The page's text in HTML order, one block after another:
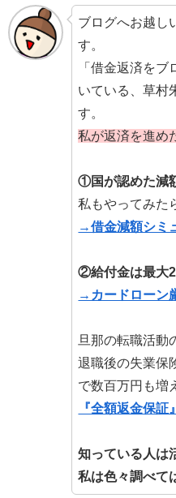
ブログへお越し
す。
「借金返済を
いている、草村
す。
私が返済を進め
①国が認めた減
私もやってみた
→借金減額シミ
②給付金は最大
→カードローン
旦那の転職活動
退職後の失業保
で数百万円も増
『全額返金保
知っている人は
私は色々調べて